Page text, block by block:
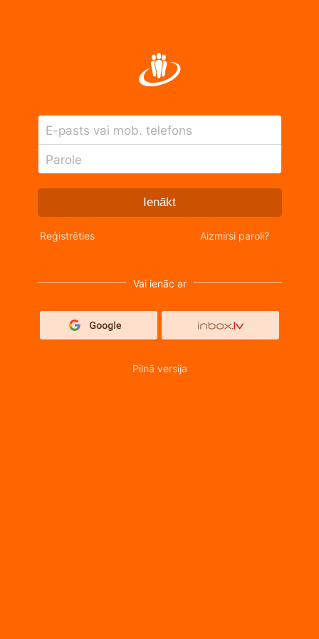
E-pasts vai mob. telefons
Parole
Ienākt
Reģistrēties Aizmirsi paroli?
Vai ienāc ar
Pilnā versija